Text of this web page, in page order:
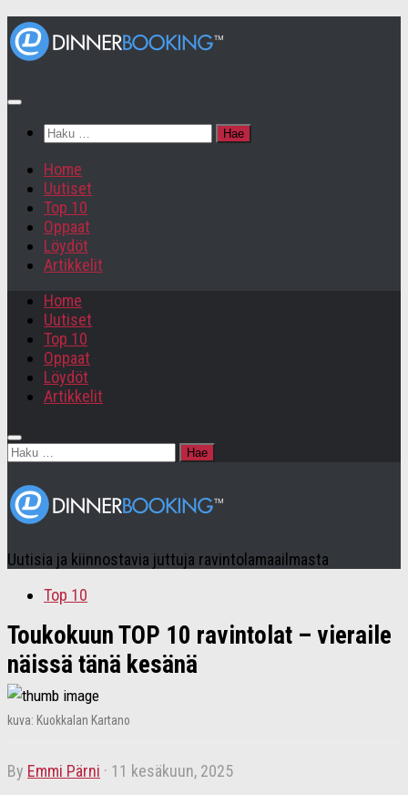
Haku:
Home
Uutiset
Top 10
Oppaat
Löydöt
Artikkelit
Home
Uutiset
Top 10
Oppaat
Löydöt
Artikkelit
Haku:
Uutisia ja kiinnostavia juttuja ravintolamaailmasta
Top 10
Toukokuun TOP 10 ravintolat – vieraile
näissä tänä kesänä
kuva: Kuokkalan Kartano
by Emmi Pärni · 11 kesäkuun, 2025